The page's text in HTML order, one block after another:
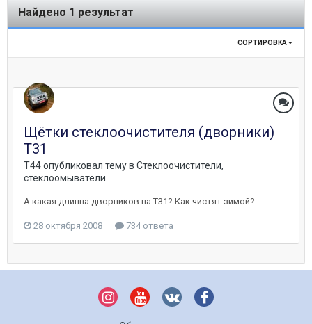
Найдено 1 результат
СОРТИРОВКА
Щётки стеклоочистителя (дворники)
Т31
T44опубликовал тему в Стеклоочистители,
стеклоомыватели
А какая длинна дворников на T31? Как чистят зимой?
28 октября 2008 734 ответа